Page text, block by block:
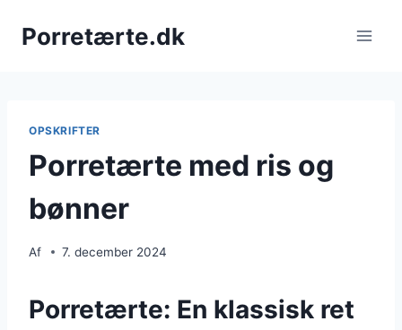
Porretærte.dk
OPSKRIFTER
Porretærte med ris og
bønner
Af 7. december 2024
Porretærte: En klassisk ret